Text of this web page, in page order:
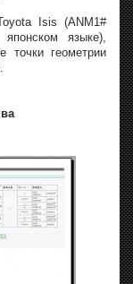
Isis (ANM1#
языке),
точки геометрии